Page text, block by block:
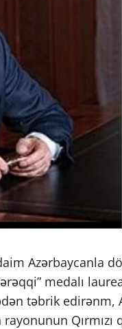
Azərbaycanla
medalı
təbrik edirənm,